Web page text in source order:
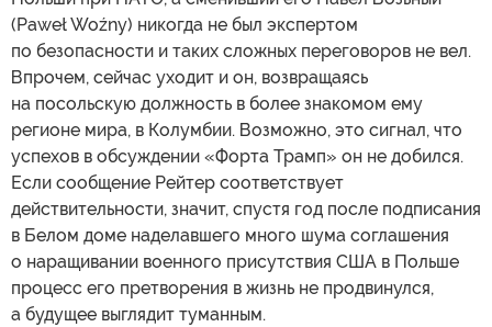
(Paweł Woźny) никогда не был экспертом
по безопасности и таких сложных переговоров не вел.
Впрочем, сейчас уходит и он, возвращаясь
на посольскую должность в более знакомом ему
регионе мира, в Колумбии. Возможно, это сигнал, что
успехов в обсуждении «Форта Трамп» он не добился.
Если сообщение Рейтер соответствует
действительности, значит, спустя год после подписания
в Белом доме наделавшего много шума соглашения
о наращивании военного присутствия США в Польше
процесс его претворения в жизнь не продвинулся,
а будущее выглядит туманным.